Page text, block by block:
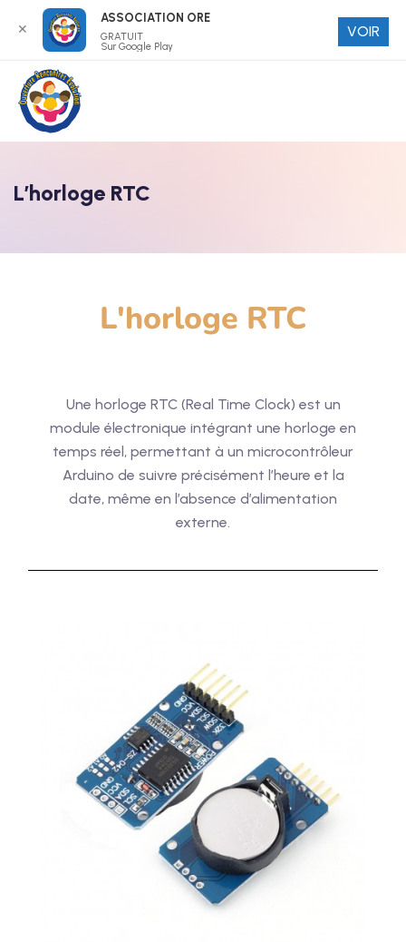
L’horloge RTC
L'horloge RTC
Une horloge RTC (Real Time Clock) est un
module électronique intégrant une horloge en
temps réel, permettant à un microcontrôleur
Arduino de suivre précisément l’heure et la
date, même en l’absence d’alimentation
externe.
✕
ASSOCIATION ORE
GRATUIT
Sur Google Play
VOIR